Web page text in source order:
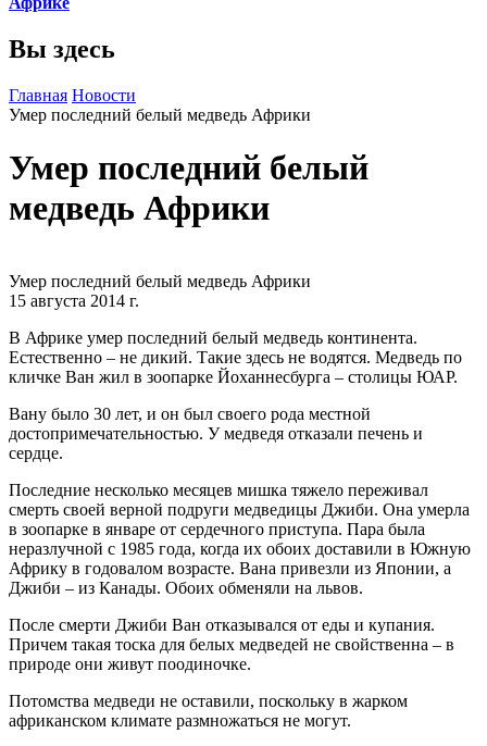
Вы здесь
Главная Новости
Умер последний белый медведь Африки
Умер последний белый
медведь Африки
Умер последний белый медведь Африки
15 августа 2014 г.
В Африке умер последний белый медведь континента.
Естественно – не дикий. Такие здесь не водятся. Медведь по
кличке Ван жил в зоопарке Йоханнесбурга – столицы ЮАР.
Вану было 30 лет, и он был своего рода местной
достопримечательностью. У медведя отказали печень и
сердце.
Последние несколько месяцев мишка тяжело переживал
смерть своей верной подруги медведицы Джиби. Она умерла
в зоопарке в январе от сердечного приступа. Пара была
неразлучной с 1985 года, когда их обоих доставили в Южную
Африку в годовалом возрасте. Вана привезли из Японии, а
Джиби – из Канады. Обоих обменяли на львов.
После смерти Джиби Ван отказывался от еды и купания.
Причем такая тоска для белых медведей не свойственна – в
природе они живут поодиночке.
Потомства медведи не оставили, поскольку в жарком
африканском климате размножаться не могут.